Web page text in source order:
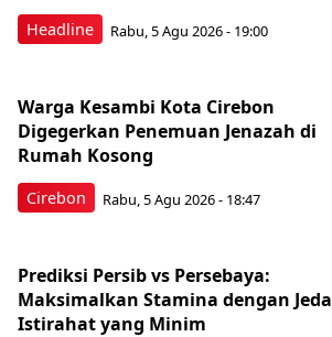
Headline Rabu, 5 Agu 2026 - 19:00
Cirebon
Warga Kesambi Kota Cirebon
Digegerkan Penemuan Jenazah di
Rumah Kosong
Rabu, 5 Agu 2026 - 18:47
Prediksi Persib vs Persebaya:
Maksimalkan Stamina dengan Jeda
Istirahat yang Minim